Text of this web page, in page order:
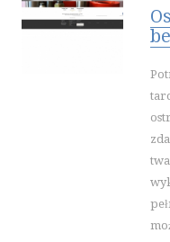
ZAJĘCIA